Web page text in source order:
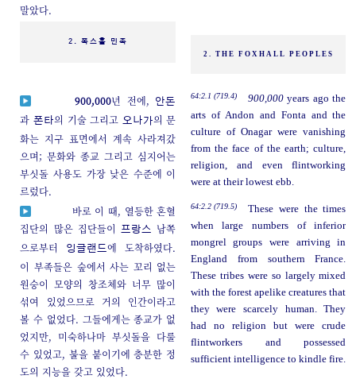
말았다.
2. 폭스홀 민족
2. THE FOXHALL PEOPLES
900,000년 전에, 안돈
과폰타의 기술 그리고 오나가의 문
화는 지구 표면에서 계속 사라져갔
으며; 문화와 종교 그리고 심지어는
부싯돌 사용도 가장 낮은 수준에 이
르렀다.
64:2.1 (719.4) 900,000years ago the
arts of Andon and Fonta and the
culture of Onagar were vanishing
from the face of the earth; culture,
religion, and even flintworking
were at their lowest ebb.
바로 이 때, 열등한 혼혈
집단의 많은 집단들이
프랑스
남쪽
으로부터
잉글랜드에 도착하였다.
이 부족들은 숲에서 사는 꼬리 없는
원숭이 모양의 창조체와 너무 많이
섞여 있었으므로 거의 인간이라고
볼 수 없었다. 그들에게는 종교가 없
었지만, 미숙하나마 부싯돌을 다룰
수 있었고, 불을 붙이기에 충분한 정
도의 지능을 갖고 있었다.
64:2.2 (719.5)
These were the times
when large numbers of inferior
mongrel groups were arriving in
England from southern France.
These tribes were so largely mixed
with the forest apelike creatures that
they were scarcely human. They
had no religion but were crude
flintworkers and possessed
sufficient intelligence to kindle fire.